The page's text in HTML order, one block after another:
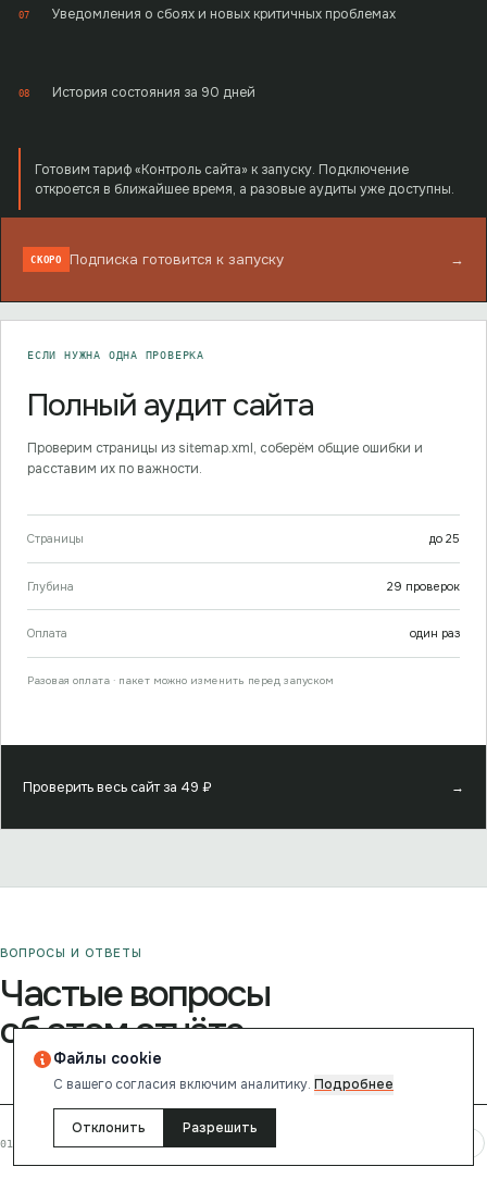
07 Уведомления о сбоях и новых критичных проблемах
08 История состояния за 90 дней
Готовим тариф «Контроль сайта» к запуску. Подключение
откроется в ближайшее время, а разовые аудиты уже доступны.
СКОРО Подписка готовится к запуску →
ЕСЛИ НУЖНА ОДНА ПРОВЕРКА
Полный аудит сайта
Проверим страницы из sitemap.xml, соберём общие ошибки и
расставим их по важности.
Страницы до 25
Глубина 29 проверок
Оплата один раз
Разовая оплата · пакет можно изменить перед запуском
Проверить весь сайт за 49 ₽ →
ВОПРОСЫ И ОТВЕТЫ
Частые вопросы
об этом отчёте
01 Какой рейтинг у сайта voxmedia.com?
Файлы cookie
С вашего согласия включим аналитику. Подробнее
Отклонить Разрешить